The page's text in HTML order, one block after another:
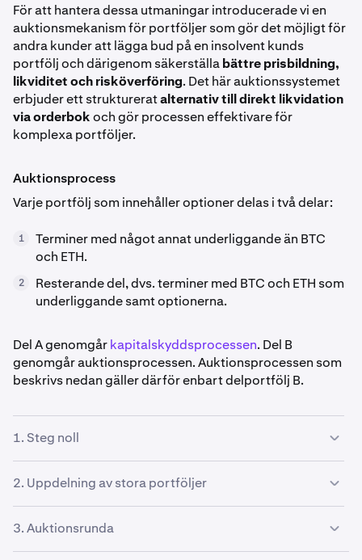
För att hantera dessa utmaningar introducerade vi en
auktionsmekanism för portföljer som gör det möjligt för
andra kunder att lägga bud på en insolvent kunds
portfölj och därigenom säkerställabättre prisbildning,
likviditet och risköverföring. Det här auktionssystemet
erbjuder ett struktureratalternativ till direkt likvidation
via orderbokoch gör processen effektivare för
komplexa portföljer.
Auktionsprocess
Varje portfölj som innehåller optioner delas i två delar:
1
Terminer med något annat underliggande än BTC
och ETH.
2
Resterande del, dvs. terminer med BTC och ETH som
underliggande samt optionerna.
Del A genomgårkapitalskyddsprocessen. Del B
genomgår auktionsprocessen. Auktionsprocessen som
beskrivs nedan gäller därför enbart delportfölj B.
1. Steg noll
Innan den fullständiga auktionsprocessen inleds följer
systemet Steg noll – en inledande strategi för att minska
komplexiteten i de portföljer som auktioneras.
2. Uppdelning av stora portföljer
Stora portföljer delas upp i flera auktioner, eftersom
ingen enskild kund sannolikt vill lägga bud på hela
portföljen – men många kunder kan vara villiga att lägga
3. Auktionsrunda